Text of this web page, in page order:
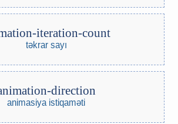
iteration-count
təkrar sayı
direction
animasiya istiqaməti